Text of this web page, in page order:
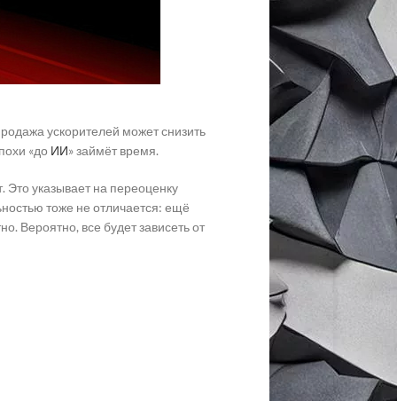
ускорителей может снизить
«до ИИ» займёт время.
Это указывает на переоценку
тоже не отличается: ещё
Вероятно, все будет зависеть от